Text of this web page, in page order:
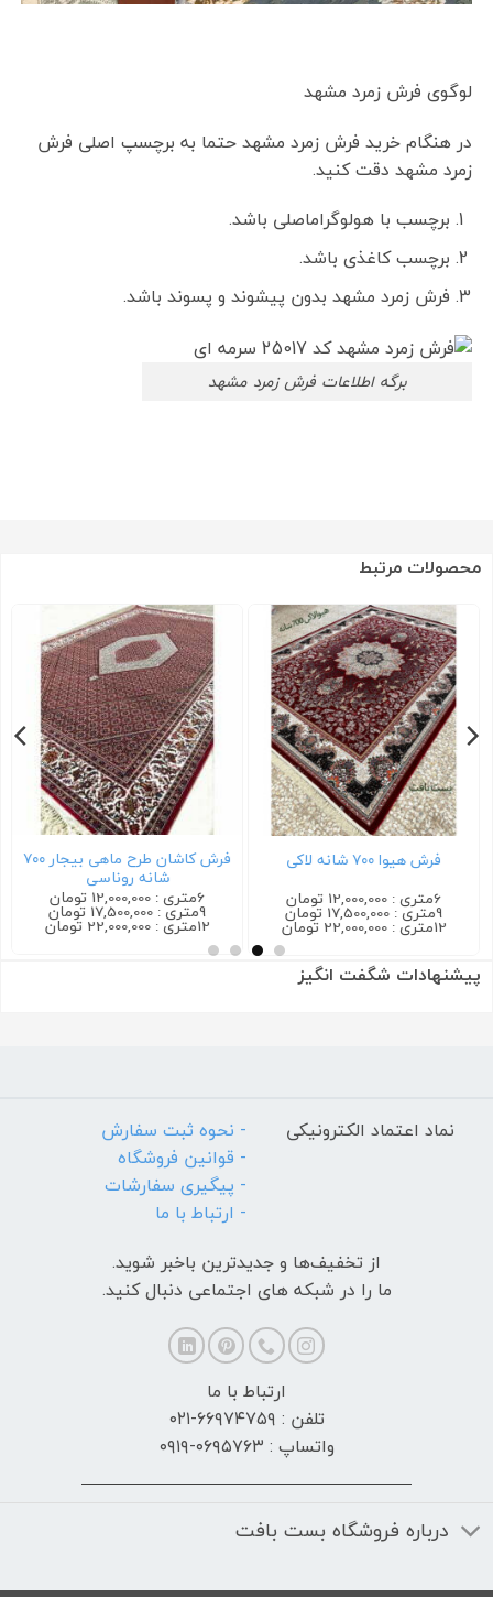
لوگوی فرش زمرد مشهد
در هنگام خرید فرش زمرد مشهد حتما به برچسپ اصلی فرش
زمرد مشهد دقت کنید.
برچسب با هولوگراماصلی باشد.
برچسب کاغذی باشد.
فرش زمرد مشهد بدون پیشوند و پسوند باشد.
برگه اطلاعات فرش زمرد مشهد
محصولات مرتبط
فرش هیوا ۷۰۰ شانه لاکی
6متری : 12,000,000 تومان
9متری : 17,500,000 تومان
12متری : 22,000,000 تومان
فرش کاشان طرح ماهی بیجار ۷۰۰
شانه روناسی
6متری : 12,000,000 تومان
9متری : 17,500,000 تومان
12متری : 22,000,000 تومان
پیشنهادات شگفت انگیز
نماد اعتماد الکترونیکی
- نحوه ثبت سفارش
- قوانین فروشگاه
- پیگیری سفارشات
- ارتباط با ما
از تخفیف‌ها و جدیدترین‌ باخبر شوید.
ما را در شبکه های اجتماعی دنبال کنید.
ارتباط با ما
تلفن : ۶۶۹۷۴۷۵۹-۰۲۱
واتساپ : ۰۶۹۵۷۶۳-۰۹۱۹
درباره فروشگاه بست بافت